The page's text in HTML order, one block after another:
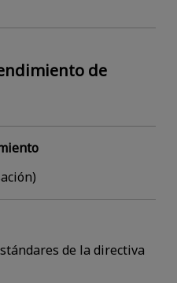
de
de la directiva